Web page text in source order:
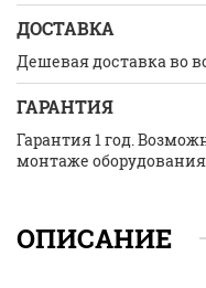
ДОСТАВКА
Дешевая доставка во
ГАРАНТИЯ
Гарантия 1 год.
монтаже
ОПИСАНИЕ